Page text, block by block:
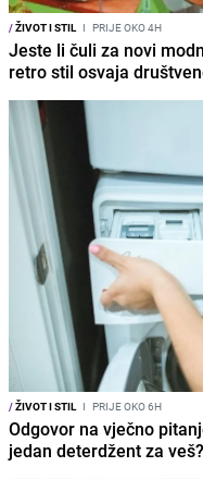
/ŽIVOT I STIL I PRIJE OKO 4H
Jeste li čuli za novi
retro stil osvaja
/ŽIVOT I STIL I PRIJE OKO 6H
Odgovor na vječno
jedan deterdžent za veš?